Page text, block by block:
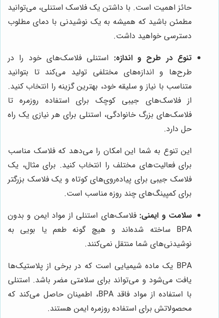
حائز اهمیت است. با داشتن یک فلاسک استنلی، می‌توانید
مطمئن باشید که همیشه به یک نوشیدنی با دمای مطلوب
دسترسی خواهید داشت.
تنوع در طرح و اندازه: استنلی فلاسک‌های خود را در
طرح‌ها و اندازه‌های مختلفی تولید می‌کند تا بتوانید
متناسب با نیاز و سلیقه خود، بهترین گزینه را انتخاب کنید.
از فلاسک‌های جیبی کوچک برای استفاده روزمره تا
فلاسک‌های بزرگ خانوادگی، استنلی برای هر نیازی یک راه
حل دارد.
این تنوع به شما این امکان را می‌دهد که فلاسک مناسب
برای فعالیت‌های مختلف را انتخاب کنید. برای مثال، یک
فلاسک جیبی برای پیاده‌روی‌های کوتاه و یک فلاسک بزرگتر
برای کمپینگ‌های چند روزه مناسب است.
سلامت و ایمنی: فلاسک‌های استنلی از مواد ایمن و بدون
BPA ساخته شده‌اند و هیچ گونه طعم یا بویی به
نوشیدنی‌های شما منتقل نمی‌کنند.
BPA یک ماده شیمیایی است که در برخی از پلاستیک‌ها
یافت می‌شود و می‌تواند برای سلامتی مضر باشد. استنلی
با استفاده از مواد فاقد BPA، اطمینان حاصل می‌کند که
محصولاتش برای استفاده روزمره ایمن هستند.